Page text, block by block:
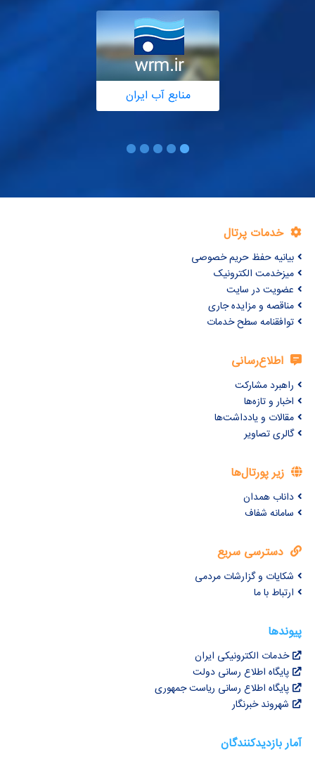
منابع آب ایران
خدمات پرتال
بیانیه حفظ حریم خصوصی
میزخدمت الکترونیک
عضویت در سایت
مناقصه و مزایده جاری
توافقنامه سطح خدمات
اطلاع‌رسانی
راهبرد مشارکت
اخبار و تازه‌ها
مقالات و یادداشت‌ها
گالری تصاویر
زیر پورتال‌ها
داناب همدان
سامانه شفاف
دسترسی سریع
شکایات و گزارشات مردمی
ارتباط با ما
پیوندها
خدمات الکترونیکی ایران
پایگاه اطلاع رسانی دولت
پایگاه اطلاع رسانی ریاست جمهوری
شهروند خبرنگار
آمار بازدیدکنندگان